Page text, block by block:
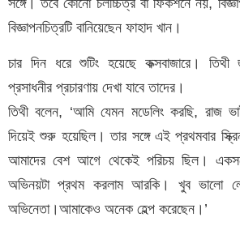
বিজ্ঞাপনচিত্রটি বানিয়েছেন ফাহাদ খান।
চার দিন ধরে শুটিং হয়েছে কক্সবাজারে। তিথী
প্রসাধনীর প্রচারণায় দেখা যাবে তাদের।
তিথী বলেন, ‘আমি যেমন মডেলিং করছি, রাজ
দিয়েই শুরু হয়েছিল। তার সঙ্গে এই প্রথমবার
আমাদের বেশ আগে থেকেই পরিচয় ছিল।
অভিনয়টা প্রথম করলাম আরকি। খুব ভালো
অভিনেতা।আমাকেও অনেক হেল্প করেছেন।’